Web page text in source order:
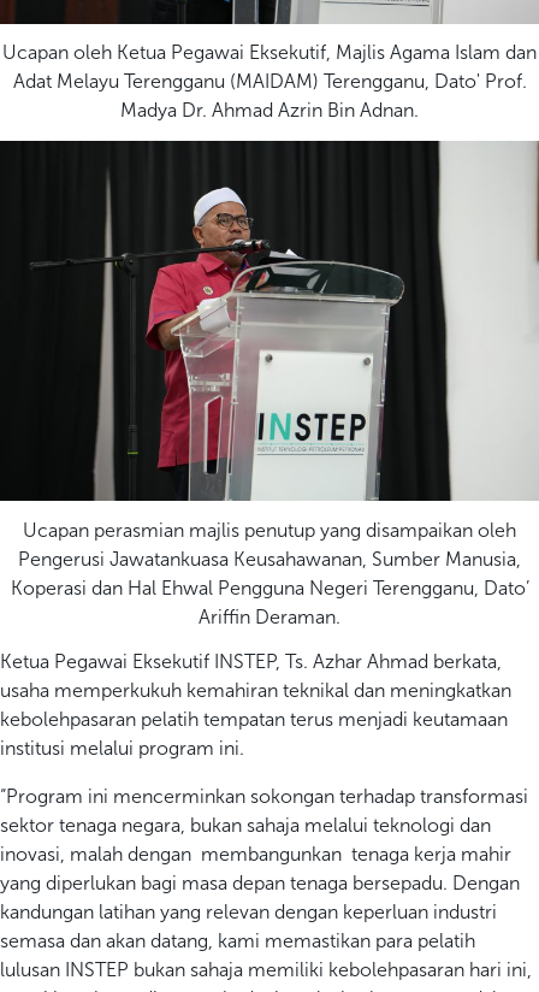
Ucapan oleh Ketua Pegawai Eksekutif, Majlis Agama Islam dan
Adat Melayu Terengganu (MAIDAM) Terengganu, Dato' Prof.
Madya Dr. Ahmad Azrin Bin Adnan.
Ucapan perasmian majlis penutup yang disampaikan oleh
Pengerusi Jawatankuasa Keusahawanan, Sumber Manusia,
Koperasi dan Hal Ehwal Pengguna Negeri Terengganu, Dato’
Ariffin Deraman.
Ketua Pegawai Eksekutif INSTEP, Ts. Azhar Ahmad berkata,
usaha memperkukuh kemahiran teknikal dan meningkatkan
kebolehpasaran pelatih tempatan terus menjadi keutamaan
institusi melalui program ini.
“Program ini mencerminkan sokongan terhadap transformasi
sektor tenaga negara, bukan sahaja melalui teknologi dan
inovasi, malah dengan membangunkan tenaga kerja mahir
yang diperlukan bagi masa depan tenaga bersepadu. Dengan
kandungan latihan yang relevan dengan keperluan industri
semasa dan akan datang, kami memastikan para pelatih
lulusan INSTEP bukan sahaja memiliki kebolehpasaran hari ini,